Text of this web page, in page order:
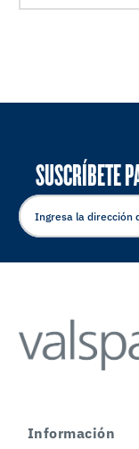
SUSCRÍBETE
Información